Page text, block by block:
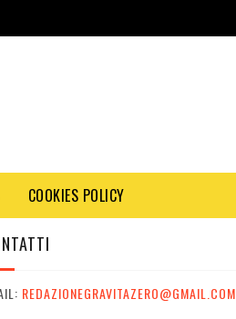
COOKIES POLICY
REDAZIONEGRAVITAZERO@GMAIL.COM